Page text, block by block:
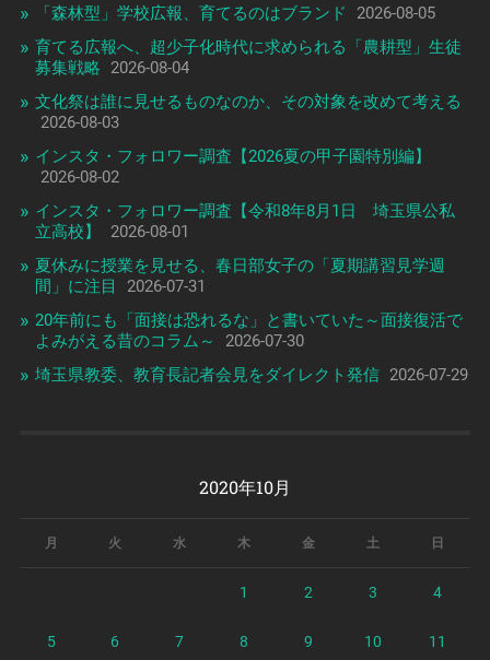
「森林型」学校広報、育てるのはブランド
2026-08-05
育てる広報へ、超少子化時代に求められる「農耕型」生徒
募集戦略
2026-08-04
文化祭は誰に見せるものなのか、その対象を改めて考える
2026-08-03
インスタ・フォロワー調査【2026夏の甲子園特別編】
2026-08-02
インスタ・フォロワー調査【令和8年8月1日 埼玉県公私
立高校】
2026-08-01
夏休みに授業を見せる、春日部女子の「夏期講習見学週
間」に注目
2026-07-31
20年前にも「面接は恐れるな」と書いていた～面接復活で
よみがえる昔のコラム～
2026-07-30
埼玉県教委、教育長記者会見をダイレクト発信 2026-07-29
2020年10月
月 火 水 木 金 土 日
1 2 3 4
5 6 7 8 9 10 11